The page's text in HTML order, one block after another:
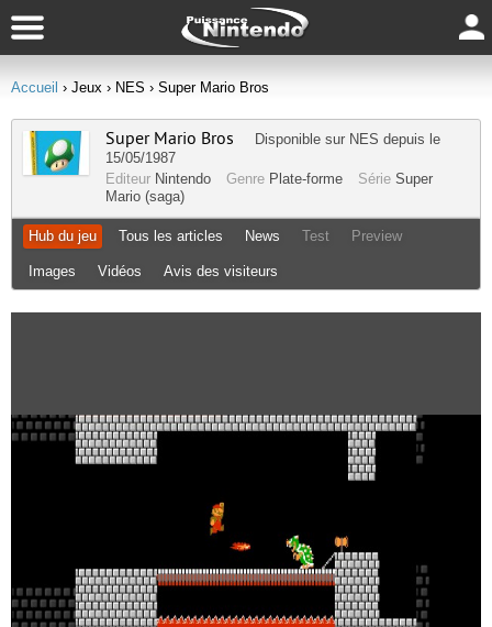
Accueil › Jeux › NES › Super Mario Bros
Super Mario Bros Disponible sur NES depuis le
15/05/1987
Editeur Nintendo Genre Plate-forme Série Super
Mario (saga)
Hub du jeu Tous les articles News Test Preview
Images Vidéos Avis des visiteurs